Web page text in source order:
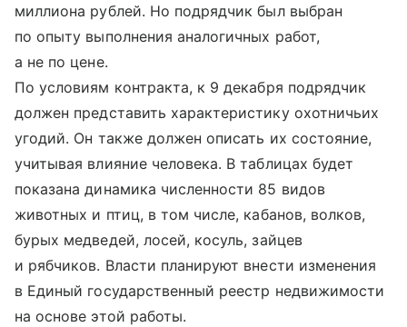
миллиона рублей. Но подрядчик был выбран
по опыту выполнения аналогичных работ,
а не по цене.
По условиям контракта, к 9 декабря подрядчик
должен представить характеристику охотничьих
угодий. Он также должен описать их состояние,
учитывая влияние человека. В таблицах будет
показана динамика численности 85 видов
животных и птиц, в том числе, кабанов, волков,
бурых медведей, лосей, косуль, зайцев
и рябчиков. Власти планируют внести изменения
в Единый государственный реестр недвижимости
на основе этой работы.